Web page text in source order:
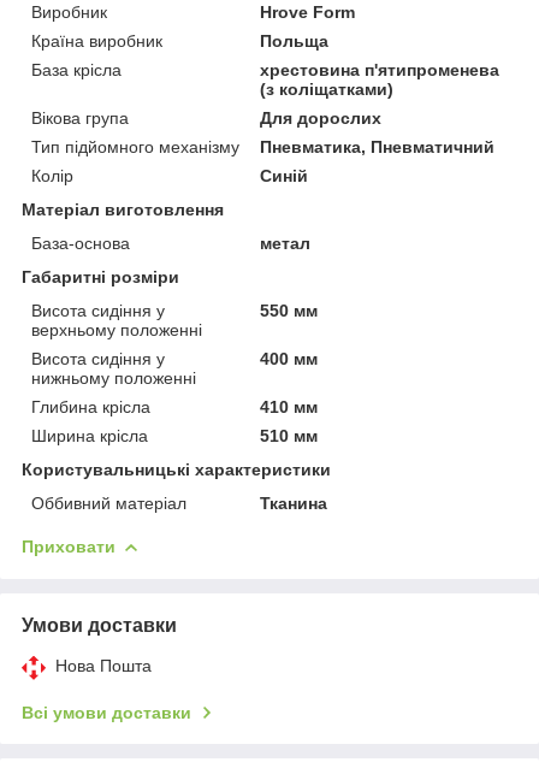
Виробник
Hrove Form
Країна виробник
Польща
База крісла
хрестовина п'ятипроменева
(з коліщатками)
Вікова група
Для дорослих
Тип підйомного механізму
Пневматика, Пневматичний
Колір
Синій
Матеріал виготовлення
База-основа
метал
Габаритні розміри
Висота сидіння у
верхньому положенні
550 мм
Висота сидіння у
нижньому положенні
400 мм
Глибина крісла
410 мм
Ширина крісла
510 мм
Користувальницькі характеристики
Оббивний матеріал
Тканина
Приховати
Умови доставки
Нова Пошта
Всі умови доставки